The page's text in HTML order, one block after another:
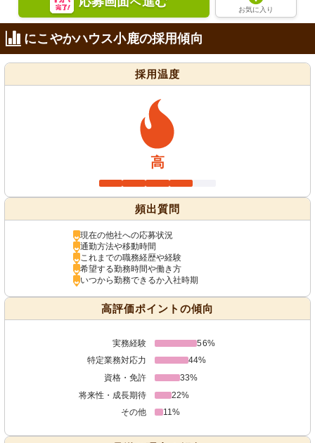
お気に入り
にこやかハウス小鹿の採用傾向
採用温度
高
頻出質問
現在の他社への応募状況
通勤方法や移動時間
これまでの職務経歴や経験
希望する勤務時間や働き方
いつから勤務できるか入社時期
高評価ポイントの傾向
実務経験
56%
特定業務対応力
44%
資格・免許
33%
将来性・成長期待
22%
その他
11%